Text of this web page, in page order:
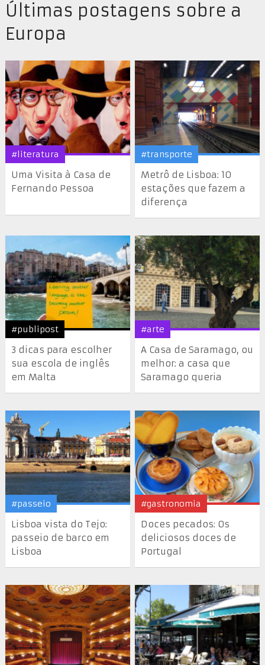
Últimas postagens sobre a
Europa
#literatura
Uma Visita à Casa de
Fernando Pessoa
#transporte
Metrô de Lisboa: 10
estações que fazem a
diferença
#publipost
3 dicas para escolher
sua escola de inglês
em Malta
#arte
A Casa de Saramago, ou
melhor: a casa que
Saramago queria
#passeio
Lisboa vista do Tejo:
passeio de barco em
Lisboa
#gastronomia
Doces pecados: Os
deliciosos doces de
Portugal